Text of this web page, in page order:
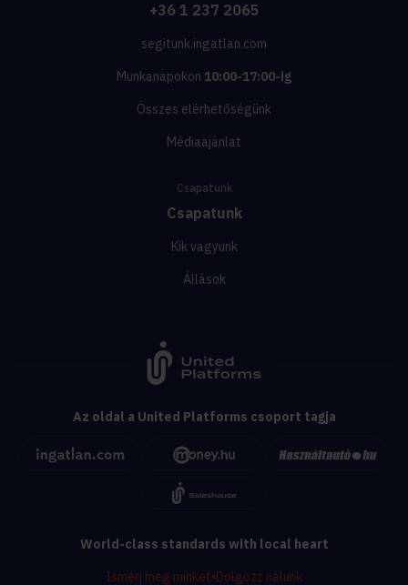
+36 1 237 2065
segitunk.ingatlan.com
Munkanapokon 10:00-17:00-ig
Összes elérhetőségünk
Médiaajánlat
Csapatunk
Csapatunk
Kik vagyunk
Állások
Az oldal a United Platforms csoport tagja
World-class standards with local heart
Ismerj meg minket•Dolgozz nálunk